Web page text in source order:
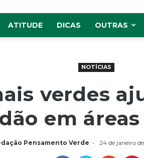
ATITUDE DICAS OUTRAS
NOTÍCIAS
verdes
em
Pensamento Verde - 24 de janeiro